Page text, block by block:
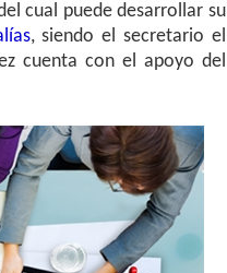
cual puede desarrollar su
, siendo el secretario el
cuenta con el apoyo del